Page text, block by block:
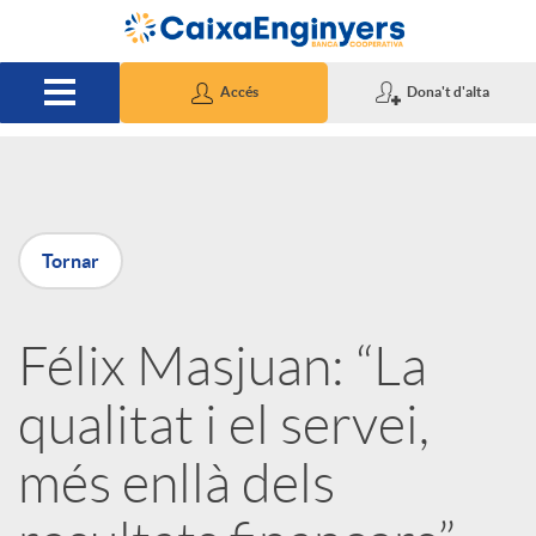
Salta al contingut principal
Accés Dona't d'alta
P
u
b
l
Tornar
Félix Masjuan: “La
qualitat i el servei,
més enllà dels